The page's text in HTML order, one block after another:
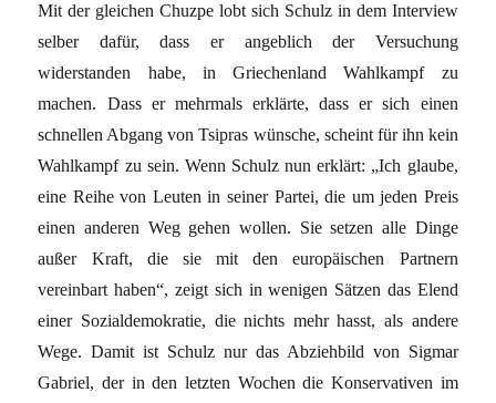
Mit der gleichen Chuzpe lobt sich Schulz in dem Interview
selber dafür, dass er angeblich der Versuchung
widerstanden habe, in Griechenland Wahlkampf zu
machen. Dass er mehrmals erklärte, dass er sich einen
schnellen Abgang von Tsipras wünsche, scheint für ihn kein
Wahlkampf zu sein. Wenn Schulz nun erklärt: „Ich glaube,
eine Reihe von Leuten in seiner Partei, die um jeden Preis
einen anderen Weg gehen wollen. Sie setzen alle Dinge
außer Kraft, die sie mit den europäischen Partnern
vereinbart haben“, zeigt sich in wenigen Sätzen das Elend
einer Sozialdemokratie, die nichts mehr hasst, als andere
Wege. Damit ist Schulz nur das Abziehbild von Sigmar
Gabriel, der in den letzten Wochen die Konservativen im